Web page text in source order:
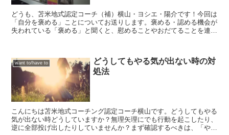
どうも、苫米地式認定コーチ（補）横山・ヨシエ・陽介です！今回は
「自分を褒める」ことについてお送りします。褒める・認める機会が
失われている「褒める」と聞くと、慰めることやおだてることを連想
want to/have to
どうしてもやる気が出ない時の対
処法
こんにちは苫米地式コーチング認定コーチ横山です。どうしてもやる
気が出ない時どうしていますか？無理矢理にでも行動を起こしたり、
逆に全部投げ出したりしていませんか？まず確認するべきは、「やる